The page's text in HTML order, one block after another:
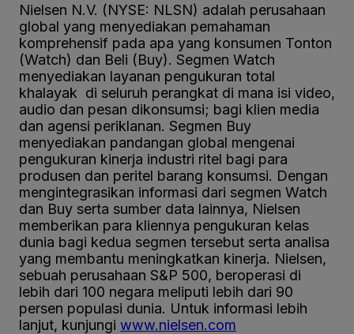
Nielsen N.V. (NYSE: NLSN) adalah perusahaan
global yang menyediakan pemahaman
komprehensif pada apa yang konsumen Tonton
(Watch) dan Beli (Buy). Segmen Watch
menyediakan layanan pengukuran total
khalayak di seluruh perangkat di mana isi video,
audio dan pesan dikonsumsi; bagi klien media
dan agensi periklanan. Segmen Buy
menyediakan pandangan global mengenai
pengukuran kinerja industri ritel bagi para
produsen dan peritel barang konsumsi. Dengan
mengintegrasikan informasi dari segmen Watch
dan Buy serta sumber data lainnya, Nielsen
memberikan para kliennya pengukuran kelas
dunia bagi kedua segmen tersebut serta analisa
yang membantu meningkatkan kinerja. Nielsen,
sebuah perusahaan S&P 500, beroperasi di
lebih dari 100 negara meliputi lebih dari 90
persen populasi dunia. Untuk informasi lebih
lanjut, kunjungi www.nielsen.com